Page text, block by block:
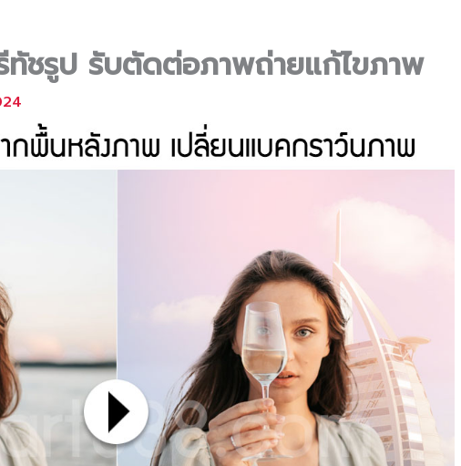
ชรูป รับตัดต่อภาพถ่ายแก้ไขภาพ